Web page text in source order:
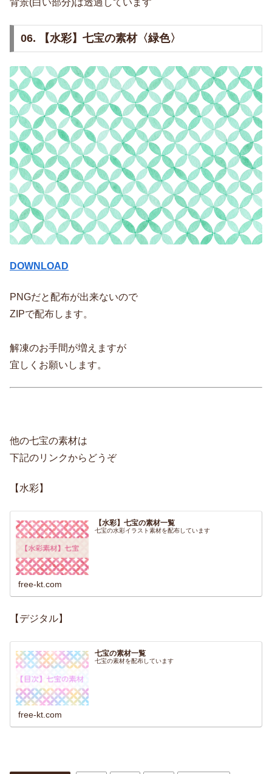
背景(白い部分)は透過しています
06. 【水彩】七宝の素材〈緑色〉
DOWNLOAD
PNGだと配布が出来ないので
ZIPで配布します。
解凍のお手間が増えますが
宜しくお願いします。
他の七宝の素材は
下記のリンクからどうぞ
【水彩】
【水彩】七宝の素材一覧
七宝の水彩イラスト素材を配布しています
free-kt.com
【デジタル】
七宝の素材一覧
七宝の素材を配布しています
free-kt.com